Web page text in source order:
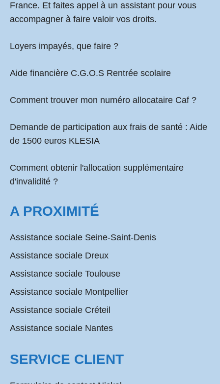
France. Et faites appel à un assistant pour vous
accompagner à faire valoir vos droits.
Loyers impayés, que faire ?
Aide financière C.G.O.S Rentrée scolaire
Comment trouver mon numéro allocataire Caf ?
Demande de participation aux frais de santé : Aide
de 1500 euros KLESIA
Comment obtenir l'allocation supplémentaire
d'invalidité ?
A PROXIMITÉ
Assistance sociale Seine-Saint-Denis
Assistance sociale Dreux
Assistance sociale Toulouse
Assistance sociale Montpellier
Assistance sociale Créteil
Assistance sociale Nantes
SERVICE CLIENT